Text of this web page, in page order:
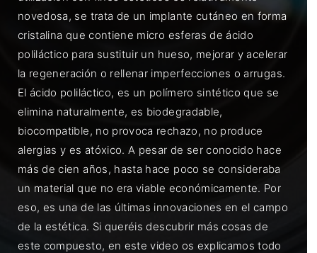
novedosa, se trata de un implante cutáneo en forma
cristalina que contiene micro esferas de ácido
poliláctico para sustituir un hueso, mejorar y acelerar
la regeneración o rellenar imperfecciones o arrugas.
El ácido poliláctico, es un polímero sintético que se
elimina naturalmente, es biodegradable,
biocompatible, no provoca rechazo, no produce
alergias y es atóxico. A pesar de ser conocido hace
más de cien años, hasta hace poco se consideraba
un material que no era viable económicamente. Por
eso, es una de las últimas innovaciones en el campo
de la estética. Si queréis descubrir más cosas de
este compuesto, en este video os explicamos todo